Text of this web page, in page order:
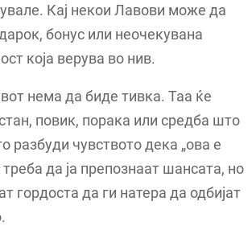
Кај некои Лавови може да
бонус или неочекувана
која верува во нив.
нема да биде тивка. Таа ќе
повик, порака или средба што
разбуди чувството дека „ова е
да ја препознаат шансата, но
гордоста да ги натера да одбијат